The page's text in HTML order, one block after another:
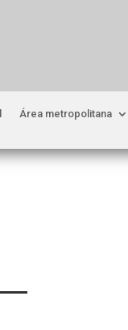
Área metropolitana